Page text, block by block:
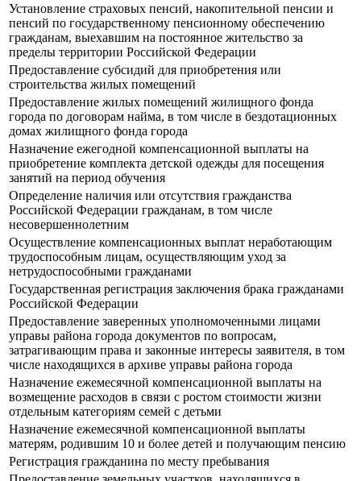
Установление страховых пенсий, накопительной пенсии и
пенсий по государственному пенсионному обеспечению
гражданам, выехавшим на постоянное жительство за
пределы территории Российской Федерации
Предоставление субсидий для приобретения или
строительства жилых помещений
Предоставление жилых помещений жилищного фонда
города по договорам найма, в том числе в бездотационных
домах жилищного фонда города
Назначение ежегодной компенсационной выплаты на
приобретение комплекта детской одежды для посещения
занятий на период обучения
Определение наличия или отсутствия гражданства
Российской Федерации гражданам, в том числе
несовершеннолетним
Осуществление компенсационных выплат неработающим
трудоспособным лицам, осуществляющим уход за
нетрудоспособными гражданами
Государственная регистрация заключения брака гражданами
Российской Федерации
Предоставление заверенных уполномоченными лицами
управы района города документов по вопросам,
затрагивающим права и законные интересы заявителя, в том
числе находящихся в архиве управы района города
Назначение ежемесячной компенсационной выплаты на
возмещение расходов в связи с ростом стоимости жизни
отдельным категориям семей с детьми
Назначение ежемесячной компенсационной выплаты
матерям, родившим 10 и более детей и получающим пенсию
Регистрация гражданина по месту пребывания